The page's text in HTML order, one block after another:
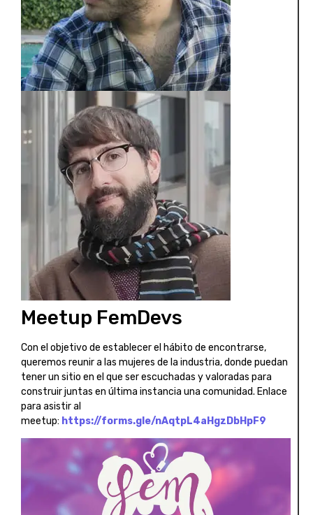
Meetup FemDevs
Con el objetivo de establecer el hábito de encontrarse,
queremos reunir a las mujeres de la industria, donde puedan
tener un sitio en el que ser escuchadas y valoradas para
construir juntas en última instancia una comunidad. Enlace
para asistir al
meetup: https://forms.gle/nAqtpL4aHgzDbHpF9